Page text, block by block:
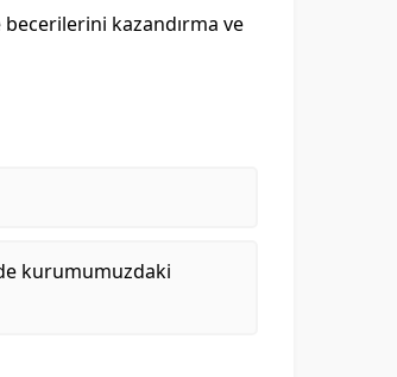
kazandırma ve
kurumumuzdaki